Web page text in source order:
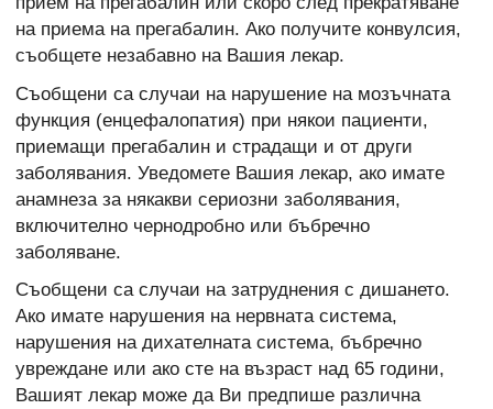
на приема на прегабалин. Ако получите конвулсия,
съобщете незабавно на Вашия лекар.
Съобщени са случаи на нарушение на мозъчната
функция (енцефалопатия) при някои пациенти,
приемащи прегабалин и страдащи и от други
заболявания. Уведомете Вашия лекар, ако имате
анамнеза за някакви сериозни заболявания,
включително чернодробно или бъбречно
заболяване.
Съобщени са случаи на затруднения с дишането.
Ако имате нарушения на нервната система,
нарушения на дихателната система, бъбречно
увреждане или ако сте на възраст над 65 години,
Вашият лекар може да Ви предпише различна